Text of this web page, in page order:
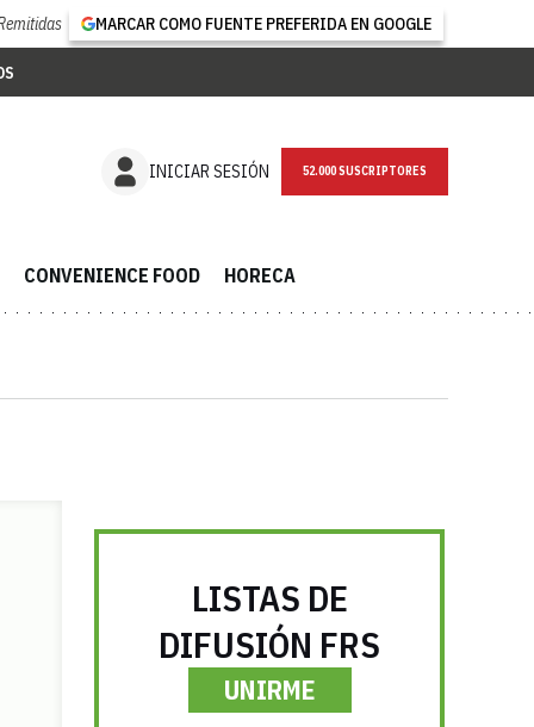
MARCAR COMO FUENTE PREFERIDA EN GOOGLE
INICIAR SESIÓN NEWSLETTER
CONVENIENCE FOOD HORECA
LISTAS DE
DIFUSIÓN FRS
UNIRME